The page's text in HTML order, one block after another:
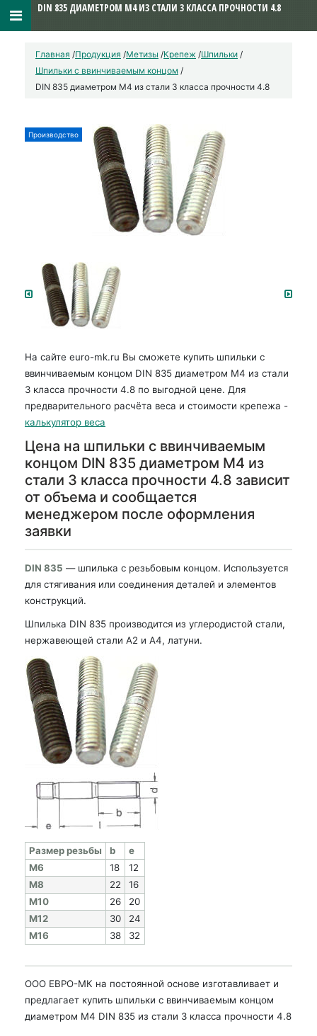
Главная /Продукция /Метизы /Крепеж /Шпильки /
Шпильки с ввинчиваемым концом /
DIN 835 диаметром М4 из стали 3 класса прочности 4.8
Производство
На сайте euro-mk.ru Вы сможете купить шпильки с
ввинчиваемым концом DIN 835 диаметром М4 из стали
3 класса прочности 4.8 по выгодной цене. Для
предварительного расчёта веса и стоимости крепежа -
калькулятор веса
Цена на шпильки с ввинчиваемым
концом DIN 835 диаметром М4 из
стали 3 класса прочности 4.8 зависит
от объема и сообщается
менеджером после оформления
заявки
DIN 835 — шпилька с резьбовым концом. Используется
для стягивания или соединения деталей и элементов
конструкций.
Шпилька DIN 835 производится из углеродистой стали,
нержавеющей стали А2 и А4, латуни.
Раз­мер резь­бы b
e
M6
18
12
M8
22
16
M10
26
20
M12
30
24
M16
38 32
ООО ЕВРО-МК на постоянной основе изготавливает и
предлагает купить шпильки с ввинчиваемым концом
диаметром М4 DIN 835 из стали 3 класса прочности 4.8
DIN 835 ДИАМЕТРОМ М4 ИЗ СТАЛИ 3 КЛАССА ПРОЧНОСТИ 4.8